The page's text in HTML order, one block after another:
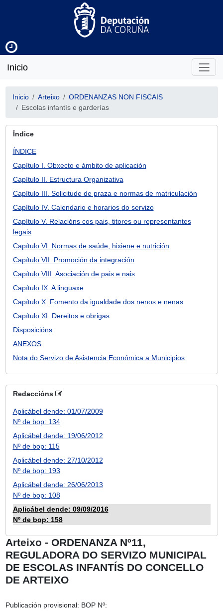
Inicio
Inicio Arteixo
ORDENANZAS NON FISCAIS
Escolas infantís e garderías
Índice
ÍNDICE
Capítulo I. Obxecto e ámbito de aplicación
Capítulo II. Estructura Organizativa
Capítulo III. Solicitude de praza e normas de matriculación
Capítulo IV. Calendario e horarios do servizo
Capítulo V. Relacións cos pais, titores ou representantes
legais
Capítulo VI. Normas de saúde, hixiene e nutrición
Capítulo VII. Promoción da integración
Capítulo VIII. Asociación de pais e nais
Capítulo IX. A linguaxe
Capítulo X. Fomento da igualdade dos nenos e nenas
Capítulo XI. Dereitos e obrigas
Disposicións
ANEXOS
Nota do Servizo de Asistencia Económica a Municipios
Redaccións
Aplicábel dende: 01/07/2009
Nº de bop: 134
Aplicábel dende: 19/06/2012
Nº de bop: 115
Aplicábel dende: 27/10/2012
Nº de bop: 193
Aplicábel dende: 26/06/2013
Nº de bop: 108
Aplicábel dende: 09/09/2016
Nº de bop: 158
Arteixo - ORDENANZA Nº11,
REGULADORA DO SERVIZO MUNICIPAL
DE ESCOLAS INFANTÍS DO CONCELLO
DE ARTEIXO
Publicación provisional: BOP Nº: